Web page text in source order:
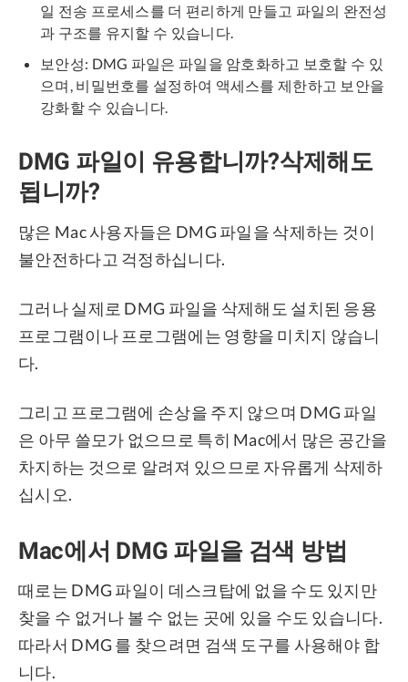
일 전송 프로세스를 더 편리하게 만들고 파일의 완전성
과 구조를 유지할 수 있습니다.
보안성: DMG 파일은 파일을 암호화하고 보호할 수 있
으며, 비밀번호를 설정하여 액세스를 제한하고 보안을
강화할 수 있습니다.
DMG 파일이 유용합니까?삭제해도
됩니까?
많은 Mac 사용자들은 DMG 파일을 삭제하는 것이
불안전하다고 걱정하십니다.
그러나 실제로 DMG 파일을 삭제해도 설치된 응용
프로그램이나 프로그램에는 영향을 미치지 않습니
다.
그리고 프로그램에 손상을 주지 않으며 DMG 파일
은 아무 쓸모가 없으므로 특히 Mac에서 많은 공간을
차지하는 것으로 알려져 있으므로 자유롭게 삭제하
십시오.
Mac에서 DMG 파일을 검색 방법
때로는 DMG 파일이 데스크탑에 없을 수도 있지만
찾을 수 없거나 볼 수 없는 곳에 있을 수도 있습니다.
따라서 DMG 를 찾으려면 검색 도구를 사용해야 합
니다.